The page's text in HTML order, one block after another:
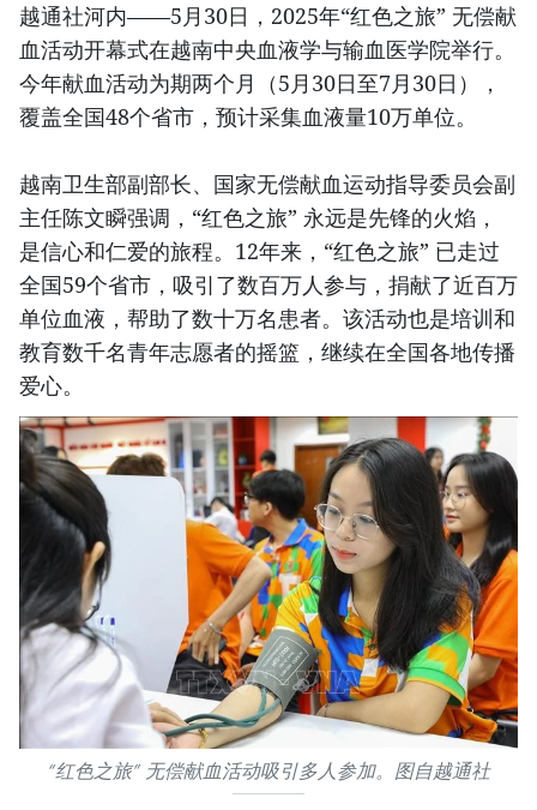
越通社河内——5月30日，2025年“红色之旅” 无偿献
血活动开幕式在越南中央血液学与输血医学院举行。
今年献血活动为期两个月（5月30日至7月30日），
覆盖全国48个省市，预计采集血液量10万单位。
越南卫生部副部长、国家无偿献血运动指导委员会副
主任陈文瞬强调，“红色之旅” 永远是先锋的火焰，
是信心和仁爱的旅程。12年来，“红色之旅” 已走过
全国59个省市，吸引了数百万人参与，捐献了近百万
单位血液，帮助了数十万名患者。该活动也是培训和
教育数千名青年志愿者的摇篮，继续在全国各地传播
爱心。
“红色之旅” 无偿献血活动吸引多人参加。图自越通社